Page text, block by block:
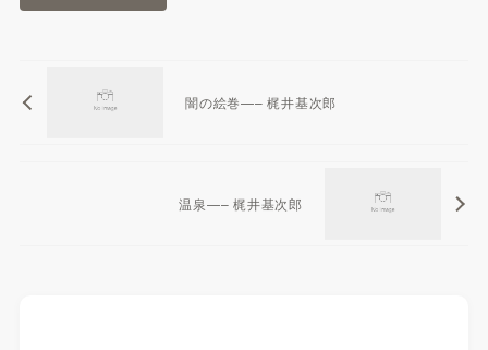
闇の絵巻—– 梶井基次郎
温泉—– 梶井基次郎